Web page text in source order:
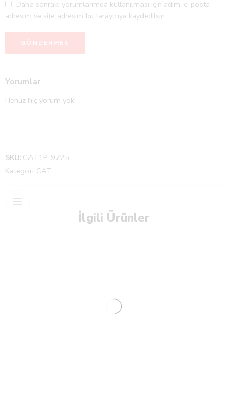
Daha sonraki yorumlarımda kullanılması için adım, e-posta
adresim ve site adresim bu tarayıcıya kaydedilsin.
Yorumlar
Henüz hiç yorum yok.
SKU: CAT1P-9725
Kategori: CAT
İlgili Ürünler